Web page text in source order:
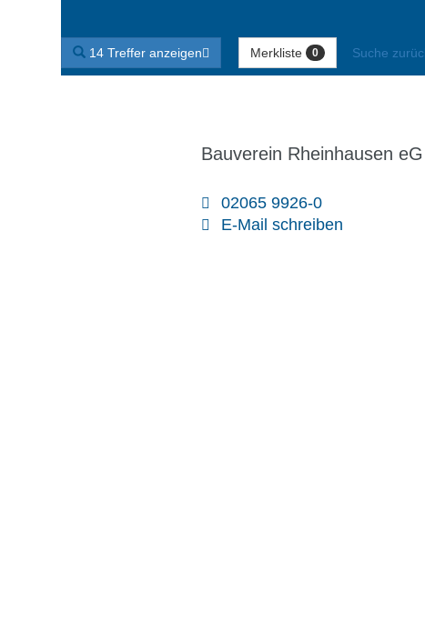
14 Treffer anzeigen Merkliste 0 Suche
Bauverein Rheinhausen eG
02065 9926-0
E-Mail schreiben